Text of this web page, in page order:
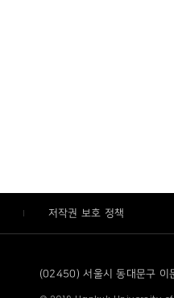
저작권 보호 정책
(02450) 서울시 동대문구